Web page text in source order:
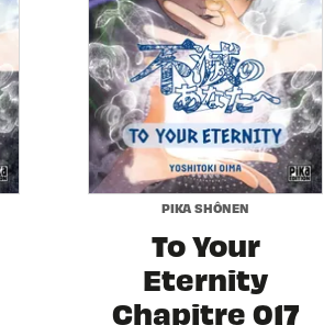
PIKA SHÔNEN
To Your
Eternity
Chapitre 017